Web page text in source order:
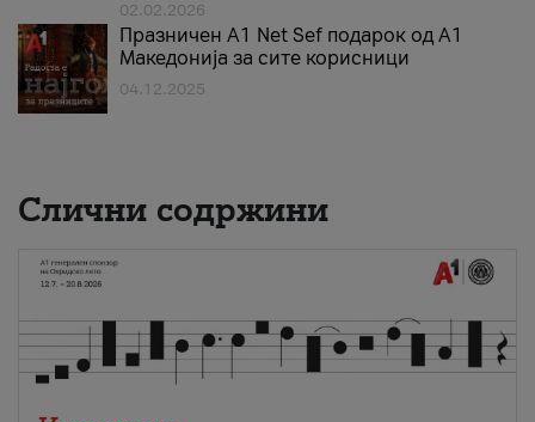
02.02.2026
Празничен A1 Net Sеf подарок од А1
Македонија за сите корисници
04.12.2025
Слични содржини